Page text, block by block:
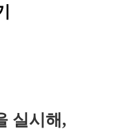
실시해,